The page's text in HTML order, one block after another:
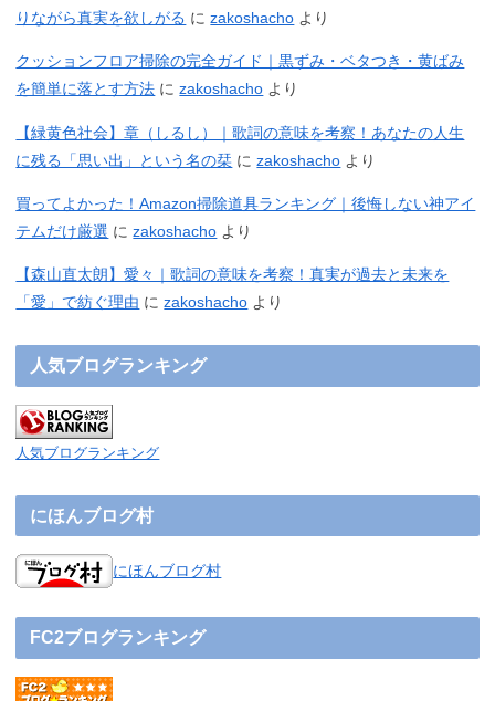
りながら真実を欲しがる にzakoshacho より
クッションフロア掃除の完全ガイド｜黒ずみ・ベタつき・黄ばみ
を簡単に落とす方法 にzakoshacho より
【緑黄色社会】章（しるし）｜歌詞の意味を考察！あなたの人生
に残る「思い出」という名の栞 にzakoshacho より
買ってよかった！Amazon掃除道具ランキング｜後悔しない神アイ
テムだけ厳選 にzakoshacho より
【森山直太朗】愛々｜歌詞の意味を考察！真実が過去と未来を
「愛」で紡ぐ理由 にzakoshacho より
人気ブログランキング
人気ブログランキング
にほんブログ村
にほんブログ村
FC2ブログランキング